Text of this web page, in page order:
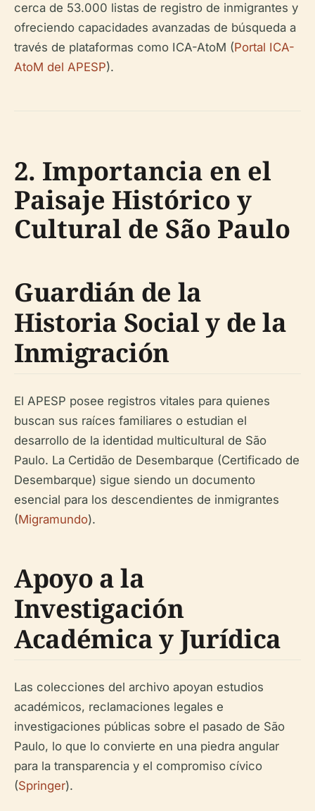
cerca de 53.000 listas de registro de inmigrantes y
ofreciendo capacidades avanzadas de búsqueda a
través de plataformas como ICA-AtoM (Portal ICA-
AtoM del APESP).
2. Importancia en el
Paisaje Histórico y
Cultural de São Paulo
Guardián de la
Historia Social y de la
Inmigración
El APESP posee registros vitales para quienes
buscan sus raíces familiares o estudian el
desarrollo de la identidad multicultural de São
Paulo. La Certidão de Desembarque (Certificado de
Desembarque) sigue siendo un documento
esencial para los descendientes de inmigrantes
(Migramundo).
Apoyo a la
Investigación
Académica y Jurídica
Las colecciones del archivo apoyan estudios
académicos, reclamaciones legales e
investigaciones públicas sobre el pasado de São
Paulo, lo que lo convierte en una piedra angular
para la transparencia y el compromiso cívico
(Springer).